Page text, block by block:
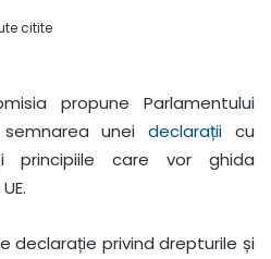
citite
propune Parlamentului
semnarea uneideclarații cu
principiile care vor ghida
declarație privind drepturile și